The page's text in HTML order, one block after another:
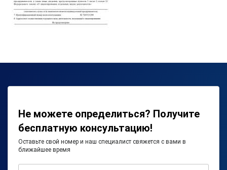
Не можете определиться? Получите
бесплатную консультацию!
Оставьте свой номер и наш специалист свяжется с вами в
ближайшее время